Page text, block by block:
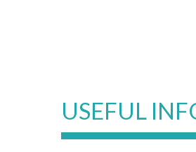
USEFUL